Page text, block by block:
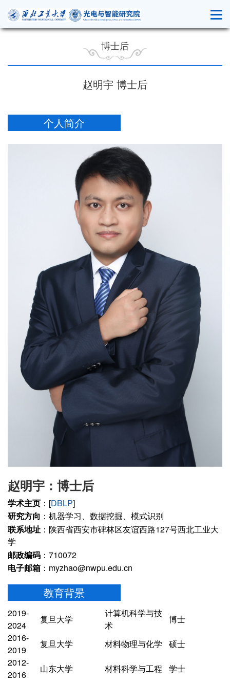
博士后
赵明宇 博士后
个人简介
赵明宇：博士后
学术主页 ：[DBLP]
研究方向 ：机器学习、数据挖掘、模式识别
联系地址 ：陕西省西安市碑林区友谊西路127号西北工业大
学
邮政编码 ：710072
电子邮箱 ：myzhao@nwpu.edu.cn
教育背景
2019-
2024
复旦大学
计算机科学与技
术
博士
2016-
2019
复旦大学 材料物理与化学
硕士
2012-
2016
山东大学 材料科学与工程 学士